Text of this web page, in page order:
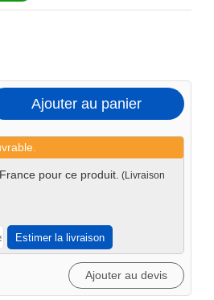
Ajouter au panier
pour ce produit. (Livraison
Estimer la livraison
Ajouter au devis